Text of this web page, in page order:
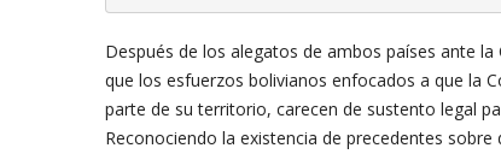
Después de los alegatos de ambos países ante
que los esfuerzos bolivianos enfocados a que la
parte de su territorio, carecen de sustento legal
Reconociendo la existencia de precedentes